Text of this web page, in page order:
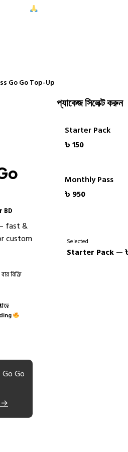
আপনাদের বিশ্বাসই আমাদের
Go Go Top-Up
BD
fast &
custom
বিক্রি
Go
→
প্যাকেজ সিলেক্ট করুন
Starter Pack
৳ 150
Monthly Pass
৳ 950
Selected
Starter Pack —